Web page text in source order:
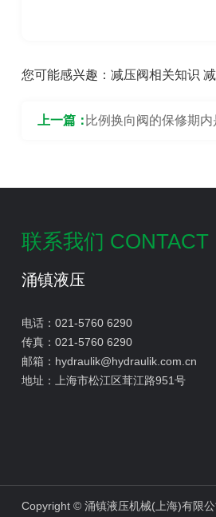
您可能感兴趣： 减压阀相关知识
上一篇：比例换向阀的保修期内
联系我们 CONTACT
涌镇液压
电话： 021-5760 6290
传真： 021-5760 6290
邮箱： hydraulik@hydraulik.com.cn
地址：
上海市松江区茸江路951号
Copyright © 涌镇液压机械(上海)有限